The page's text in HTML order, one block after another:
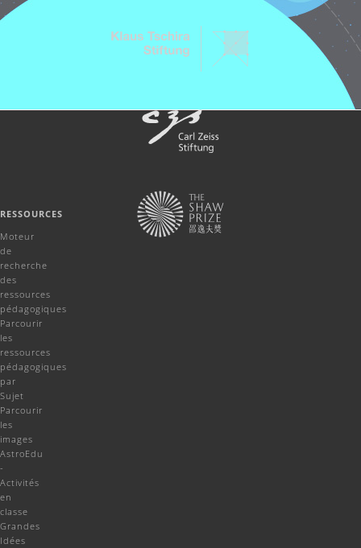
RESSOURCES
Moteur
de
recherche
des
ressources
pédagogiques
Parcourir
les
ressources
pédagogiques
par
Sujet
Parcourir
les
images
AstroEdu
-
Activités
en
classe
Grandes
Idées